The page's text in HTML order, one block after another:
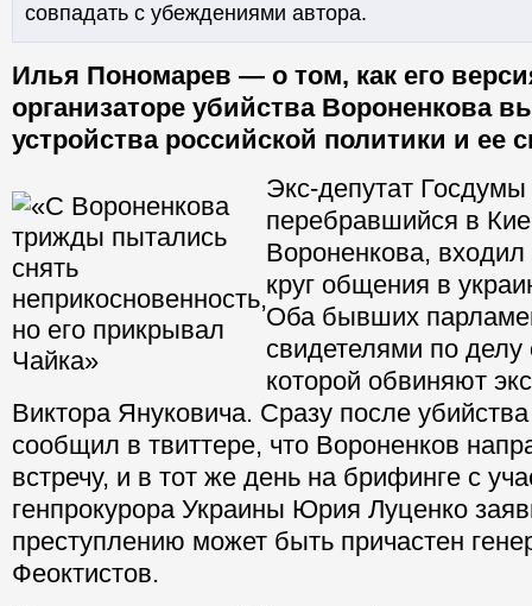
совпадать с убеждениями автора.
Илья Пономарев — о том, как его
организаторе убийства Вороненкова
устройства российской политики и ее
Экс-депутат
перебравшийся в
Вороненкова,
круг общения в
Оба бывших
свидетелями по делу
которой обвиняют
Виктора Януковича. Сразу после
сообщил в твиттере, что Вороненков
встречу, и в тот же день на брифинге с
генпрокурора Украины Юрия Луценко
преступлению может быть причастен
Феоктистов.